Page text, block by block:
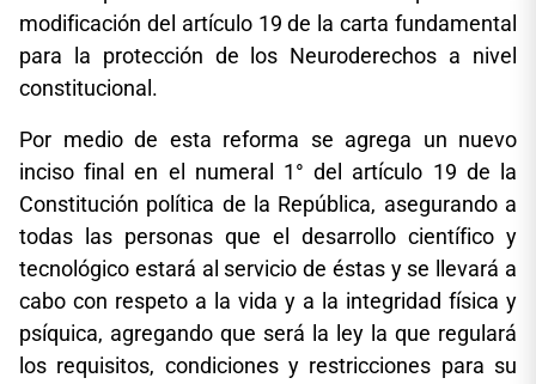
modificación del artículo 19 de la carta fundamental
para la protección de los Neuroderechos a nivel
constitucional.
Por medio de esta reforma se agrega un nuevo
inciso final en el numeral 1° del artículo 19 de la
Constitución política de la República, asegurando a
todas las personas que el desarrollo científico y
tecnológico estará al servicio de éstas y se llevará a
cabo con respeto a la vida y a la integridad física y
psíquica, agregando que será la ley la que regulará
los requisitos, condiciones y restricciones para su